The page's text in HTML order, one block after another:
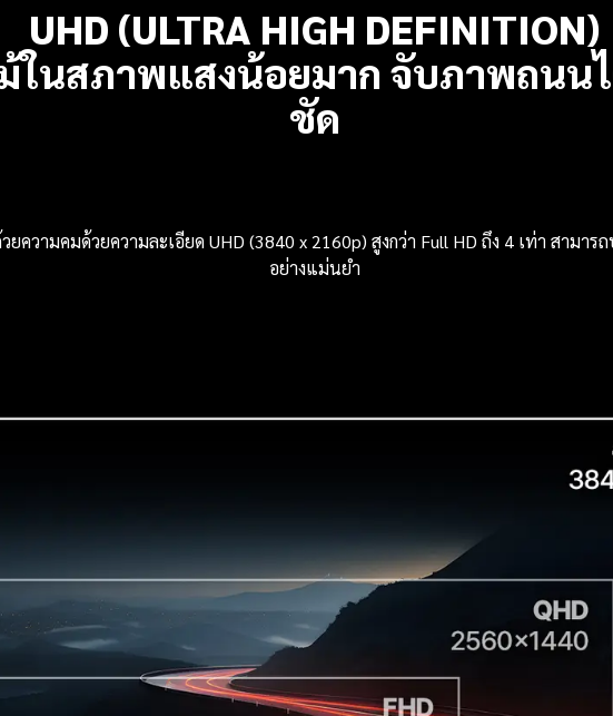
UHD (ULTRA HIGH DEFINITION)
ในสภาพแสงน้อยมาก จับภาพถนน
ชัด
ความคมด้วยความละเอียด UHD (3840 x 2160p) สูงกว่า Full HD ถึง 4 เท่า สามาร
อย่างแม่นยำ